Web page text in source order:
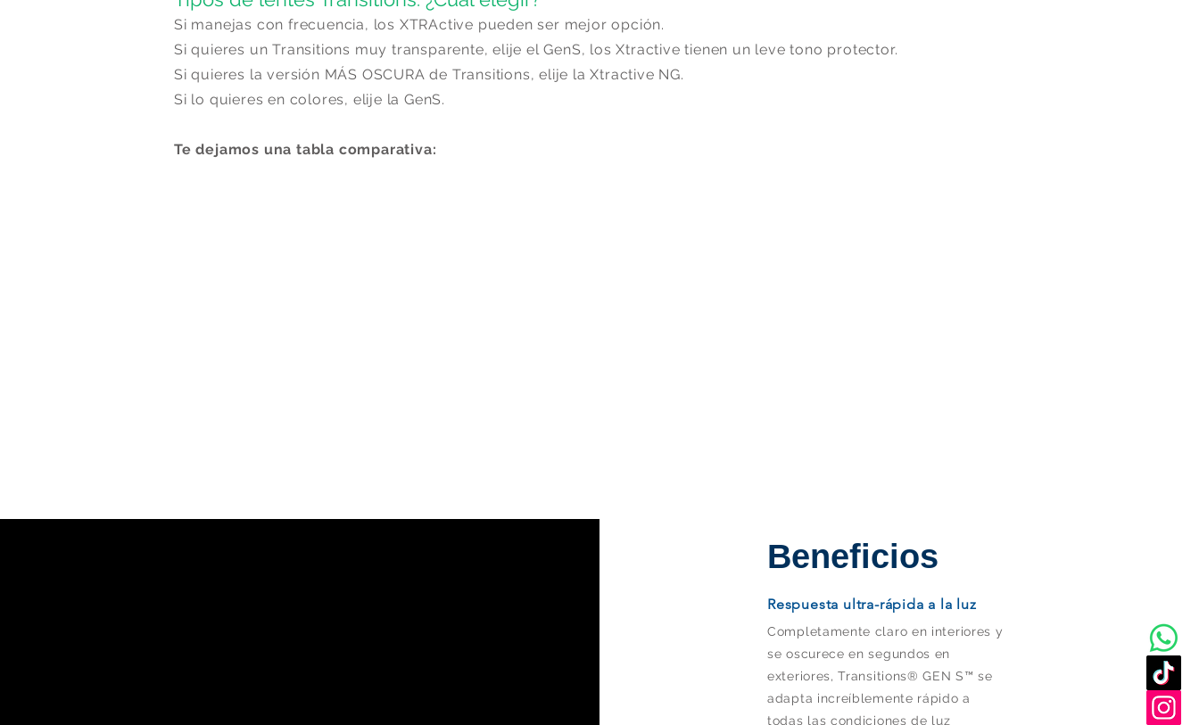
Si manejas con frecuencia, los XTRActive pueden ser mejor opción.
Si quieres un Transitions muy transparente, elije el GenS, los Xtractive tienen un leve tono protector.
Si quieres la versión MÁS OSCURA de Transitions, elije la Xtractive NG.
Si lo quieres en colores, elije la GenS.
Te dejamos una tabla comparativa:
Beneficios
Respuesta ultra-rápida a la luz
Completamente claro en interiores y
se oscurece en segundos en
exteriores, Transitions® GEN S™ se
adapta increíblemente rápido a
todas las condiciones de luz